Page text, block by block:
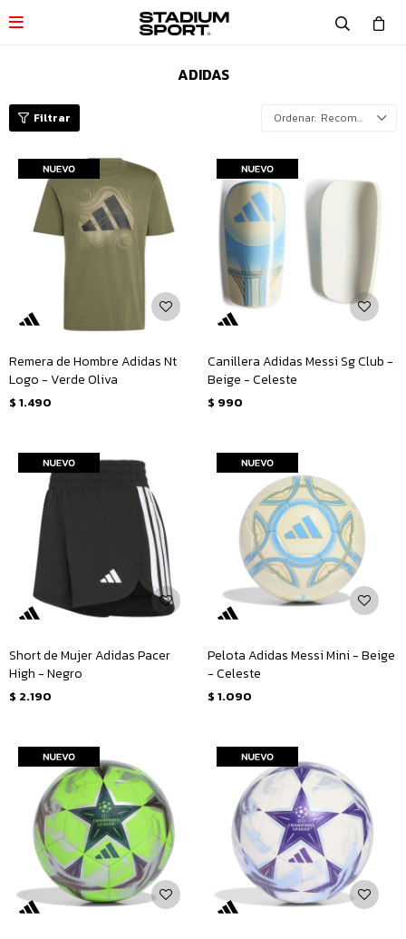

ADIDAS
Recomendados
Remera de Hombre Adidas Nt
Logo - Verde Oliva
$ 1.490
Canillera Adidas Messi Sg Club -
Beige - Celeste
$ 990
Short de Mujer Adidas Pacer
High - Negro
$ 2.190
Pelota Adidas Messi Mini - Beige
- Celeste
$ 1.090